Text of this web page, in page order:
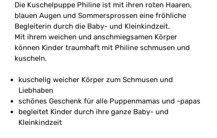
Die Kuschelpuppe Philine ist mit ihren roten Haaren,
blauen Augen und Sommersprossen eine fröhliche
Begleiterin durch die Baby- und Kleinkindzeit.
Mit ihrem weichen und anschmiegsamen Körper
können Kinder traumhaft mit Philine schmusen und
kuscheln.
kuschelig weicher Körper zum Schmusen und
Liebhaben
schönes Geschenk für alle Puppenmamas und -papas
begleitet Kinder durch ihre ganze Baby- und
Kleinkindzeit